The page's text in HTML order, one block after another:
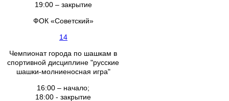
19:00 – закрытие
ФОК «Советский»
14
Чемпионат города по шашкам в
спортивной дисциплине "русские
шашки-молниеносная игра"
16:00 – начало;
18:00 - закрытие